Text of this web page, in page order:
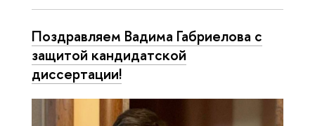
Поздравляем Вадима Габриелова с
защитой кандидатской
диссертации!